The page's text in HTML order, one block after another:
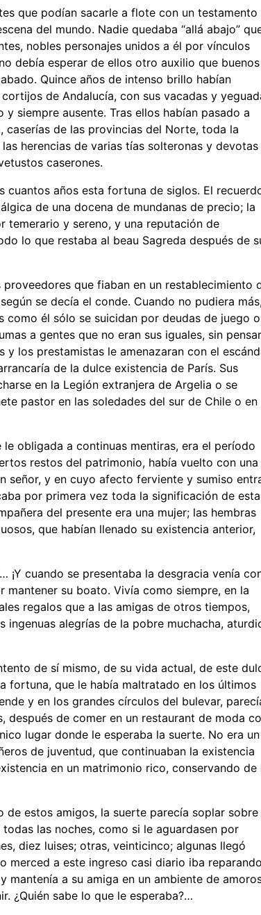
que podían sacarle a flote con un testamento
del mundo. Nadie quedaba “allá abajo”
nobles personajes unidos a él por vínculos
debía esperar de ellos otro auxilio que buenos
Quince años de intenso brillo habían
de Andalucía, con sus vacadas y
siempre ausente. Tras ellos habían pasado a
caserías de las provincias del Norte, toda la
herencias de varias tías solteronas y
caserones.
cuantos años esta fortuna de siglos. El
de una docena de mundanas de precio; la
y sereno, y una reputación de
lo que restaba al beau Sagreda después de
que fiaban en un restablecimiento
se decía el conde. Cuando no pudiera
como él sólo se suicidan por deudas de juego
a gentes que no eran sus iguales, sin pensar
los prestamistas le amenazaran con el
de la dulce existencia de París. Sus
en la Legión extranjera de Argelia o se
pastor en las soledades del sur de Chile o en
obligada a continuas mentiras, era el período
restos del patrimonio, había vuelto con una
señor, y en cuyo afecto ferviente y sumiso
por primera vez toda la significación de esta
del presente era una mujer; las hembras
que habían llenado su existencia anterior,
¡Y cuando se presentaba la desgracia venía
su boato. Vivía como siempre, en la
regalos que a las amigas de otros tiempos,
alegrías de la pobre muchacha,
de sí mismo, de su vida actual, de este
fortuna, que le había maltratado en los últimos
y en los grandes círculos del bulevar,
después de comer en un restaurant de moda
lugar donde le esperaba la suerte. No era un
de juventud, que continuaban la existencia
en un matrimonio rico, conservando de
estos amigos, la suerte parecía soplar sobre
las noches, como si le aguardasen por
diez luises; otras, veinticinco; algunas llegó
merced a este ingreso casi diario iba reparando
mantenía a su amiga en un ambiente de
¿Quién sabe lo que le esperaba?…